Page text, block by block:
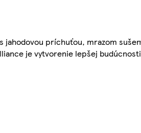
jahodovou príchuťou, mrazom
je vytvorenie lepšej